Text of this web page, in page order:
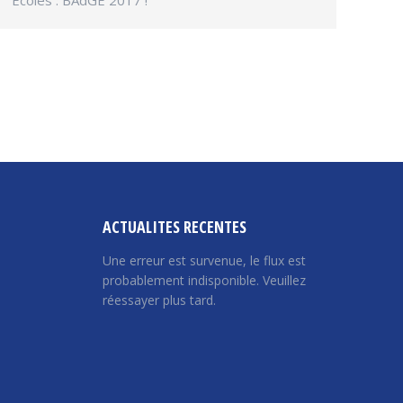
ACTUALITES RECENTES
Une erreur est survenue, le flux est
probablement indisponible. Veuillez
réessayer plus tard.